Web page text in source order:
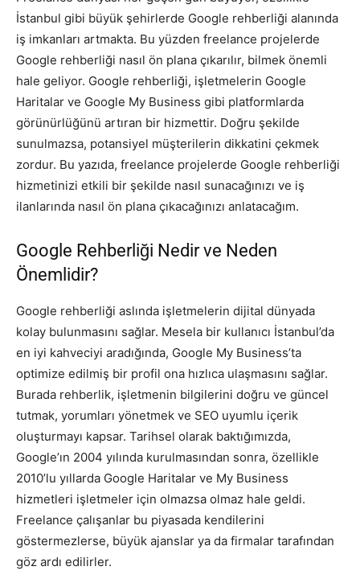
İstanbul gibi büyük şehirlerde Google rehberliği alanında
iş imkanları artmakta. Bu yüzden freelance projelerde
Google rehberliği nasıl ön plana çıkarılır, bilmek önemli
hale geliyor. Google rehberliği, işletmelerin Google
Haritalar ve Google My Business gibi platformlarda
görünürlüğünü artıran bir hizmettir. Doğru şekilde
sunulmazsa, potansiyel müşterilerin dikkatini çekmek
zordur. Bu yazıda, freelance projelerde Google rehberliği
hizmetinizi etkili bir şekilde nasıl sunacağınızı ve iş
ilanlarında nasıl ön plana çıkacağınızı anlatacağım.
Google Rehberliği Nedir ve Neden
Önemlidir?
Google rehberliği aslında işletmelerin dijital dünyada
kolay bulunmasını sağlar. Mesela bir kullanıcı İstanbul’da
en iyi kahveciyi aradığında, Google My Business’ta
optimize edilmiş bir profil ona hızlıca ulaşmasını sağlar.
Burada rehberlik, işletmenin bilgilerini doğru ve güncel
tutmak, yorumları yönetmek ve SEO uyumlu içerik
oluşturmayı kapsar. Tarihsel olarak baktığımızda,
Google’ın 2004 yılında kurulmasından sonra, özellikle
2010’lu yıllarda Google Haritalar ve My Business
hizmetleri işletmeler için olmazsa olmaz hale geldi.
Freelance çalışanlar bu piyasada kendilerini
göstermezlerse, büyük ajanslar ya da firmalar tarafından
göz ardı edilirler.